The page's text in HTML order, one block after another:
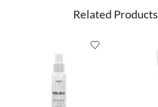
Related Products